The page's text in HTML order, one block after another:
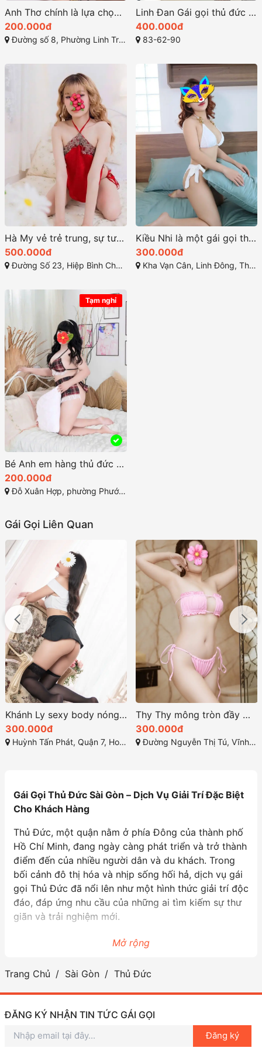
Anh Thơ chính là lựa chọn hoàn hảo của dịch vụ gaigoi
200.000đ
Đường số 8, Phường Linh Trung, Thủ Đức, Thành phố Hồ Chí Minh
Linh Đan Gái gọi thủ đức Dâm Ngoan Chiều Khách
400.000đ
83-62-90
Hà My vẻ trẻ trung, sự tươi tắn và thân hình thon gọn
500.000đ
Đường Số 23, Hiệp Bình Chánh, Thủ Đức
Kiều Nhi là một gái gọi thủ đức hot với vẻ đẹp quyến rũ
300.000đ
Kha Vạn Cân, Linh Đông, Thủ Đức, Hồ Chí Minh
Tạm nghỉ
Bé Anh em hàng thủ đức giá rẻ vú buym đẹp làm tình bài bản
200.000đ
Đỗ Xuân Hợp, phường Phước Long B, TP. Thủ Đức
Gái Gọi Liên Quan
Thy Thy mông tròn đầy mềm mại và nuột nà
300.000đ
Đường Nguyễn Thị Tú, Vĩnh Lộc B, Bình Chánh, Thành phố Hồ Chí Minh
Cát Tiên chiều chuộng khách hàng một cách tận tâm
400.000đ
Đường Hoàng Diệu 2, Linh Trung, Thủ Đức, Thành phố Hồ Chí Minh
Gái Gọi Thủ Đức Sài Gòn – Dịch Vụ Giải Trí Đặc Biệt
Cho Khách Hàng
Thủ Đức, một quận nằm ở phía Đông của thành phố
Hồ Chí Minh, đang ngày càng phát triển và trở thành
điểm đến của nhiều người dân và du khách. Trong
bối cảnh đô thị hóa và nhịp sống hối hả, dịch vụ gái
gọi Thủ Đức đã nổi lên như một hình thức giải trí độc
đáo, đáp ứng nhu cầu của những ai tìm kiếm sự thư
giãn và trải nghiệm mới.
Dịch vụ gái gọi ở Thủ Đức không chỉ đơn thuần là
vàn các dịch vụ đi kèm, từ những buổi tiệc nhỏ đến
những sự kiện đặc biệt, với sự xuất hiện của các cô
gái xinh đẹp, thông minh và năng động. Những
người làm trong ngành này thường được đào tạo bài
bản, không chỉ về ngoại hình mà còn về kỹ năng
giao tiếp, làm hài lòng khách hàng.
Mở rộng
Trang Chủ Sài Gòn Thủ Đức
ĐĂNG KÝ NHẬN TIN TỨC GÁI GỌI
Đăng ký